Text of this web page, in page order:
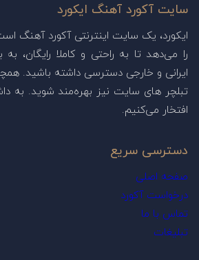
سایت آکورد آهنگ ایکورد
ایکورد، یک سایت اینترنتی آکورد آهنگ
را می‌دهد تا به راحتی و کاملا رایگان،
ایرانی و خارجی دسترسی داشته باشید.
تبلچر های سایت نیز بهره‌مند شوید. به
افتخار می‌کنیم.
دسترسی سریع
صفحه اصلی
درخواست آکورد
تماس با ما
تبلیغات